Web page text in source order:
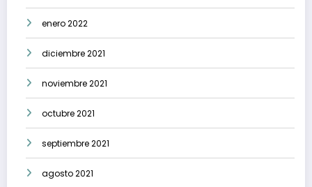
enero 2022
diciembre 2021
noviembre 2021
octubre 2021
septiembre 2021
agosto 2021